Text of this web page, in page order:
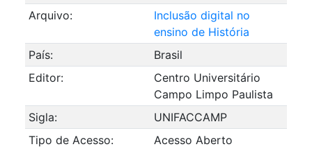
Arquivo:
Inclusão digital no
ensino de História
País:
Brasil
Editor:
Centro Universitário
Campo Limpo Paulista
Sigla:
UNIFACCAMP
Tipo de Acesso:
Acesso Aberto